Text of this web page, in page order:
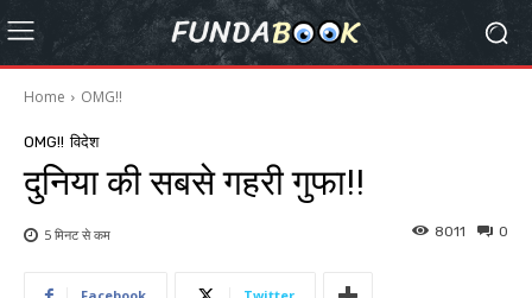
Home OMG!!
OMG!! विदेश
दुनिया की सबसे गहरी गुफा!!
0
8011
5 मिनट सेकम